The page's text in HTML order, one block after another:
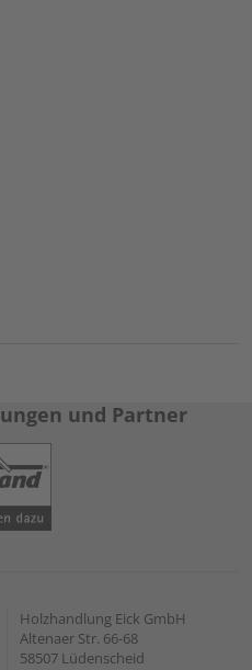
und Partner
Holzhandlung Eick GmbH
Altenaer Str. 66-68
58507 Lüdenscheid